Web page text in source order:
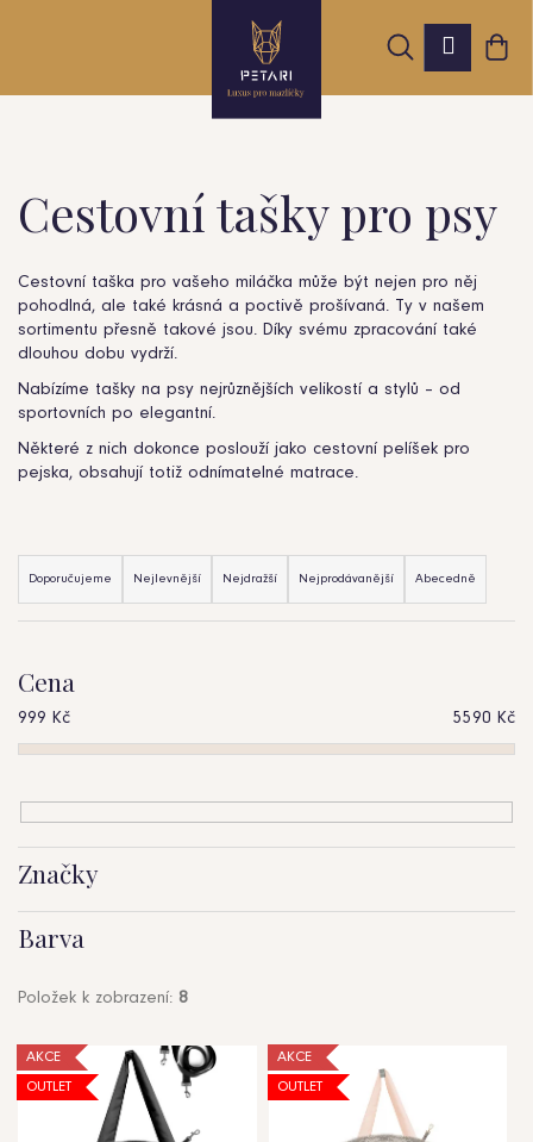
Hledat
Cestovní tašky pro psy
Cestovní taška pro vašeho miláčka může být nejen pro něj
pohodlná, ale také krásná a poctivě prošívaná. Ty v našem
sortimentu přesně takové jsou. Díky svému zpracování také
dlouhou dobu vydrží.
Nabízíme tašky na psy nejrůznějších velikostí a stylů – od
sportovních po elegantní.
Některé z nich dokonce poslouží jako cestovní pelíšek pro
pejska, obsahují totiž odnímatelné matrace.
Ř
a
e
n
p
r
o
d
u
k
t
Doporučujeme Nejlevnější Nejdražší Nejprodávanější Abecedně
Cena
999 Kč 5590 Kč
Značky
Barva
Položek k zobrazení: 8
V
ý
AKCE
OUTLET
AKCE
OUTLET
š
k
C
o
p
o
t
ř
b
u
e
t
n
a
j
í
t
?